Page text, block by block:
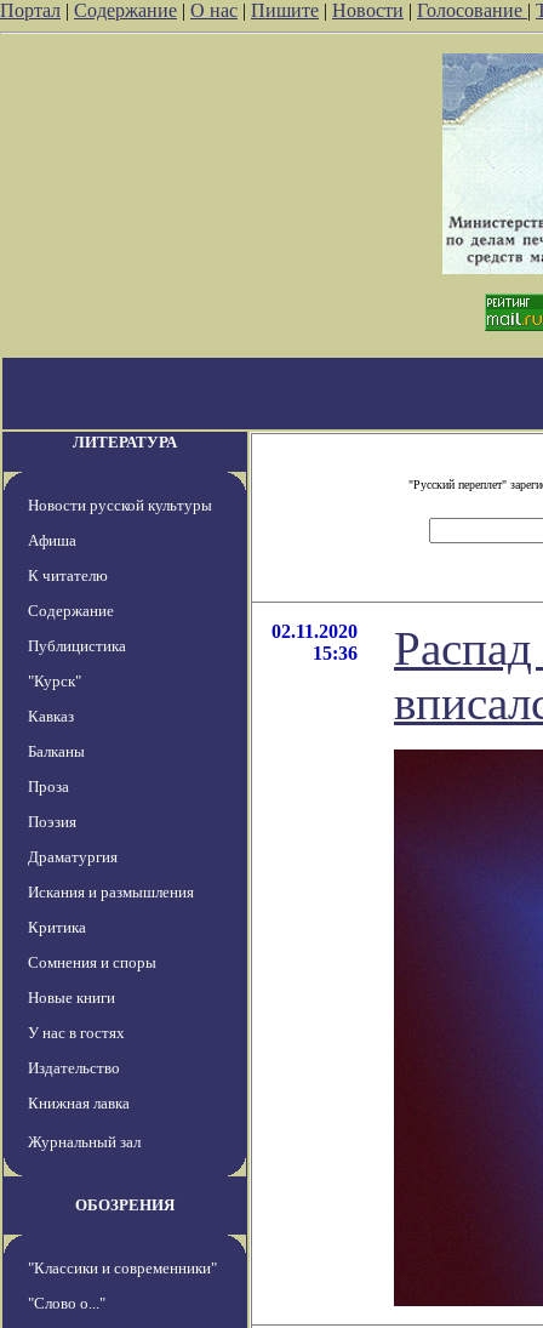
Портал | Содержание | О нас | Пишите | Новости | Голосование |
ЛИТЕРАТУРА
Новости русской культуры
Афиша
К читателю
Содержание
Публицистика
"Курск"
Кавказ
Балканы
Проза
Поэзия
Драматургия
Искания и размышления
Критика
Сомнения и споры
Новые книги
У нас в гостях
Издательство
Книжная лавка
Журнальный зал
ОБОЗРЕНИЯ
"Классики и современники"
"Слово о..."
"Русский переплет"
02.11.2020
15:36